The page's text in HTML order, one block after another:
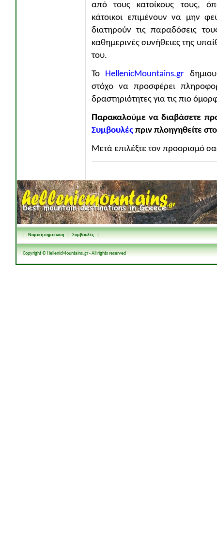
από τους κατοίκους τους,
κάτοικοι επιμένουν να μην
διατηρούν τις παραδόσεις
καθημερινές συνήθειες της
του.
Το HellenicMountains.gr
στόχο να προσφέρει
δραστηριότητες για τις πιο
Παρακαλούμε να διαβάσετε
Συμβουλές πριν πλοηγηθείτε
Μετά επιλέξτε τον προορισμό
Νομική σημείωση Συμβουλές
Copyright © HellenicMountains.gr - All rights reserved